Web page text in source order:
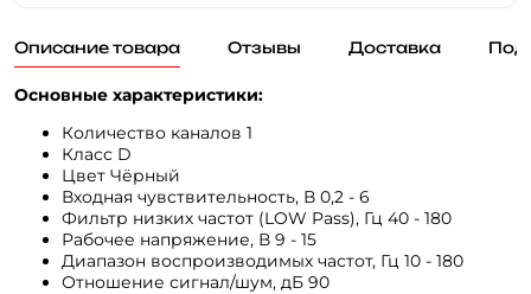
Описание товара Отзывы Доставка
Основные характеристики:
Количество каналов 1
Класс D
Цвет Чёрный
Входная чувствительность, В 0,2 - 6
Фильтр низких частот (LOW Pass), Гц 40 - 180
Рабочее напряжение, В 9 - 15
Диапазон воспроизводимых частот, Гц 10 - 180
Отношение сигнал/шум, дБ 90